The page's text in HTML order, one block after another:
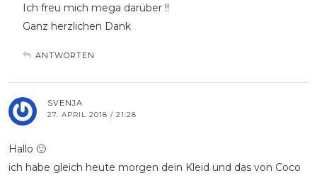
Ich freu mich mega darüber !!
Ganz herzlichen Dank
ANTWORTEN
SVENJA
27. APRIL 2018 / 21:28
Hallo 🙂
ich habe gleich heute morgen dein Kleid und das von Coco